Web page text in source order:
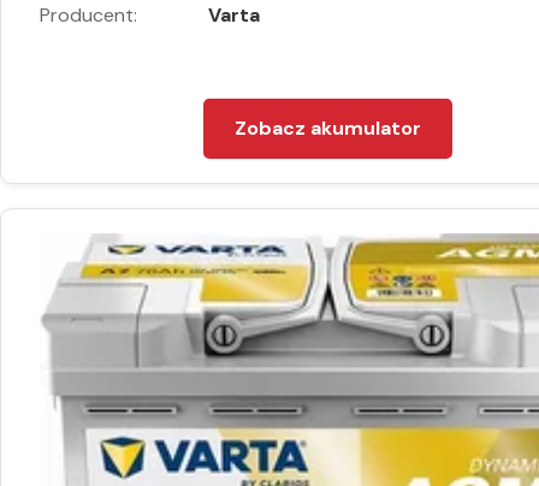
Producent: Varta
Zobacz akumulator